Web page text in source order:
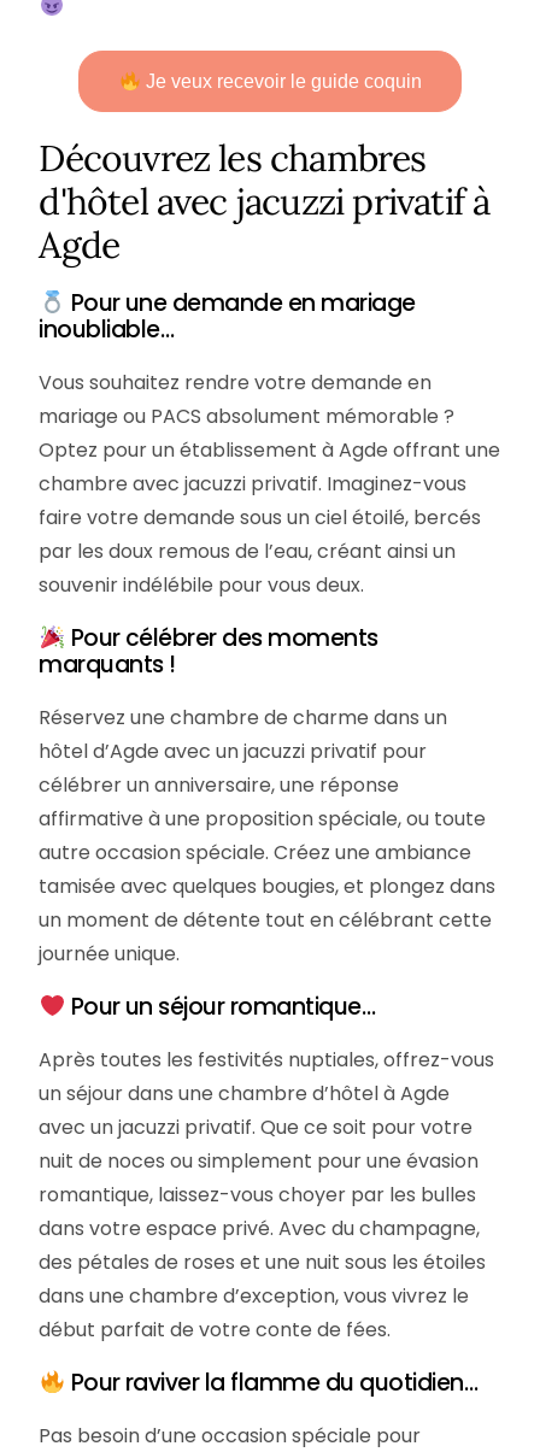
Je veux recevoir le guide coquin
Découvrez les chambres
d'hôtel avec jacuzzi privatif à
Agde
Pour une demande en mariage
inoubliable…
Vous souhaitez rendre votre demande en
mariage ou PACS absolument mémorable ?
Optez pour un établissement à Agde offrant une
chambre avec jacuzzi privatif. Imaginez-vous
faire votre demande sous un ciel étoilé, bercés
par les doux remous de l’eau, créant ainsi un
souvenir indélébile pour vous deux.
Pour célébrer des moments
marquants !
Réservez une chambre de charme dans un
hôtel d’Agde avec un jacuzzi privatif pour
célébrer un anniversaire, une réponse
affirmative à une proposition spéciale, ou toute
autre occasion spéciale. Créez une ambiance
tamisée avec quelques bougies, et plongez dans
un moment de détente tout en célébrant cette
journée unique.
Pour un séjour romantique…
Après toutes les festivités nuptiales, offrez-vous
un séjour dans une chambre d’hôtel à Agde
avec un jacuzzi privatif. Que ce soit pour votre
nuit de noces ou simplement pour une évasion
romantique, laissez-vous choyer par les bulles
dans votre espace privé. Avec du champagne,
des pétales de roses et une nuit sous les étoiles
dans une chambre d’exception, vous vivrez le
début parfait de votre conte de fées.
Pour raviver la flamme du quotidien…
Pas besoin d’une occasion spéciale pour